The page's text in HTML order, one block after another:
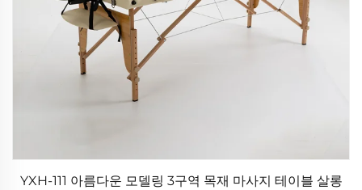
YXH-111 아름다운 모델링 3구역 목재 마사지 테이블 살롱